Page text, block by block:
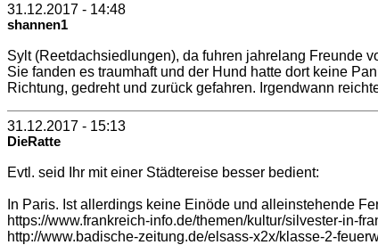
31.12.2017 - 14:48
shannen1
Sylt (Reetdachsiedlungen), da fuhren jahrelang Freunde
Sie fanden es traumhaft und der Hund hatte dort keine
Richtung, gedreht und zurück gefahren. Irgendwann
31.12.2017 - 15:13
DieRatte
Evtl. seid Ihr mit einer Städtereise besser bedient:
In Paris. Ist allerdings keine Einöde und alleinstehende
https://www.frankreich-info.de/themen/kultur/silvester-in-
http://www.badische-zeitung.de/elsass-x2x/klasse-2-